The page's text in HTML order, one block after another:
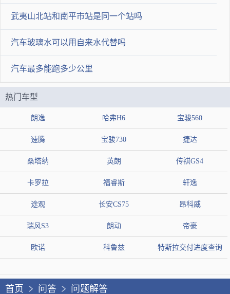
武夷山北站和南平市站是同一个站吗
汽车玻璃水可以用自来水代替吗
汽车最多能跑多少公里
热门车型
朗逸 哈弗H6 宝骏560
速腾 宝骏730 捷达
桑塔纳 英朗 传祺GS4
卡罗拉 福睿斯 轩逸
途观 长安CS75 昂科威
瑞风S3 朗动 帝豪
欧诺 科鲁兹 特斯拉交付进度查询
首页 问答 问题解答